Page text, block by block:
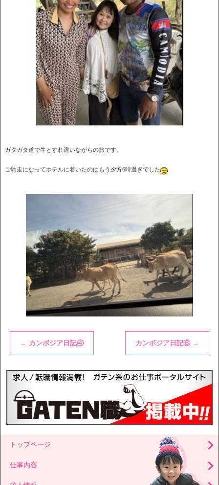
ガタガタ道で牛とすれ違いながらの旅です。
ご馳走になってホテルに着いたのはもう夕方6時過ぎでした
← カンボジア日記④ カンボジア日記⑥ →
トップページ
仕事内容